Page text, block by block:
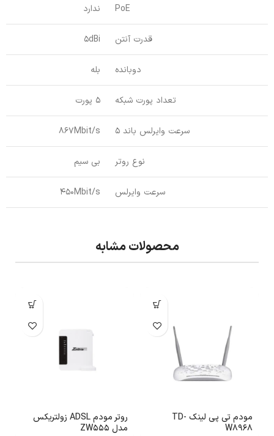
PoE ندارد
قدرت آنتن 5dBi
دوبانده بله
تعداد پورت شبکه 5 پورت
سرعت وایرلس باند 5 867Mbit/s
نوع روتر بی سیم
سرعت وایرلس 450Mbit/s
محصولات مشابه
مودم تی پی لینک TD-
W8968
روتر مودم ADSL زولتریکس
مدل ZW555